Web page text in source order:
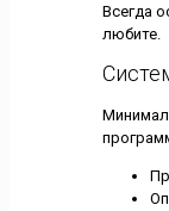
Всегда
любите.